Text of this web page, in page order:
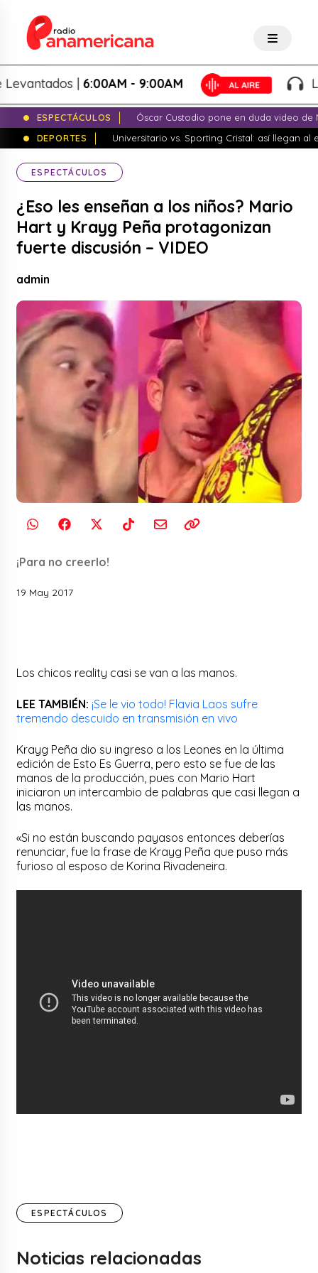
|6:00AM - 9:00AM Lo
ESPECTÁCULOS
Óscar Custodio pone en duda video de
DEPORTES
Universitario vs. Sporting Cristal: así llegan al
ESPECTÁCULOS
¿Eso les enseñan a los niños? Mario
Hart y Krayg Peña protagonizan
fuerte discusión – VIDEO
admin
¡Para no creerlo!
19 May 2017
Los chicos reality casi se van a las manos.
LEE TAMBIÉN: ¡Se le vio todo! Flavia Laos sufre
tremendo descuido en transmisión en vivo
Krayg Peña dio su ingreso a los Leones en la última
edición de Esto Es Guerra, pero esto se fue de las
manos de la producción, pues con Mario Hart
iniciaron un intercambio de palabras que casi llegan a
las manos.
«Si no están buscando payasos entonces deberías
renunciar, fue la frase de Krayg Peña que puso más
furioso al esposo de Korina Rivadeneira.
ESPECTÁCULOS
Noticias relacionadas